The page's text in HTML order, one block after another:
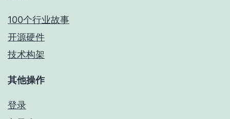
100个行业故事
开源硬件
技术构架
其他操作
登录